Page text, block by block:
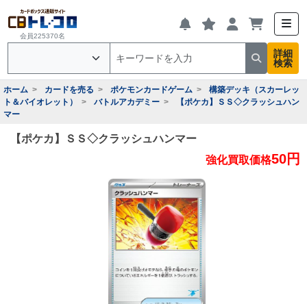
会員225370名
詳細
検索
ホーム カードを売る ポケモンカードゲーム
構築デッキ（スカーレッ
ト＆バイオレット）
バトルアカデミー
【ポケカ】ＳＳ◇クラッシュハン
マー
【ポケカ】ＳＳ◇クラッシュハンマー
強化買取価格50円